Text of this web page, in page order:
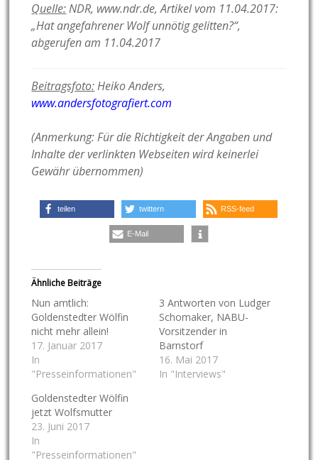
Quelle:NDR, www.ndr.de, Artikel vom 11.04.2017:
„Hat angefahrener Wolf unnötig gelitten?“,
abgerufen am 11.04.2017
Beitragsfoto:Heiko Anders,
www.andersfotografiert.com
(Anmerkung: Für die Richtigkeit der Angaben und
Inhalte der verlinkten Webseiten wird keinerlei
Gewähr übernommen)
teilen twittern RSS-feed
E-Mail
Ähnliche Beiträge
Nun amtlich:
Goldenstedter Wölfin
nicht mehr allein!
17. Januar 2017
In
"Presseinformationen"
3 Antworten von Ludger
Schomaker, NABU-
Vorsitzender in
Barnstorf
16. Mai 2017
In "Interviews"
Goldenstedter Wölfin
jetzt Wolfsmutter
23. Juni 2017
In
"Presseinformationen"